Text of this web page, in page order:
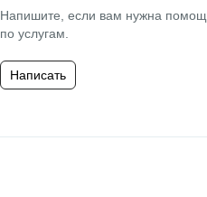
Напишите, если вам нужна
по услугам.
Написать